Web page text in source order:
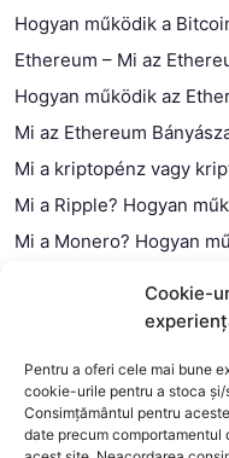
Cookie-
Pentru a oferi cele mai bune
cookie-urile pentru a stoca
Consimțământul pentru
date precum
Hogyan működik a
Ethereum – Mi az
Hogyan működik az
Mi az Ethereum
Mi a kriptopénz vagy
Mi a Ripple? Hogyan
Mi a Monero? Hogyan
Mi a blokklánc